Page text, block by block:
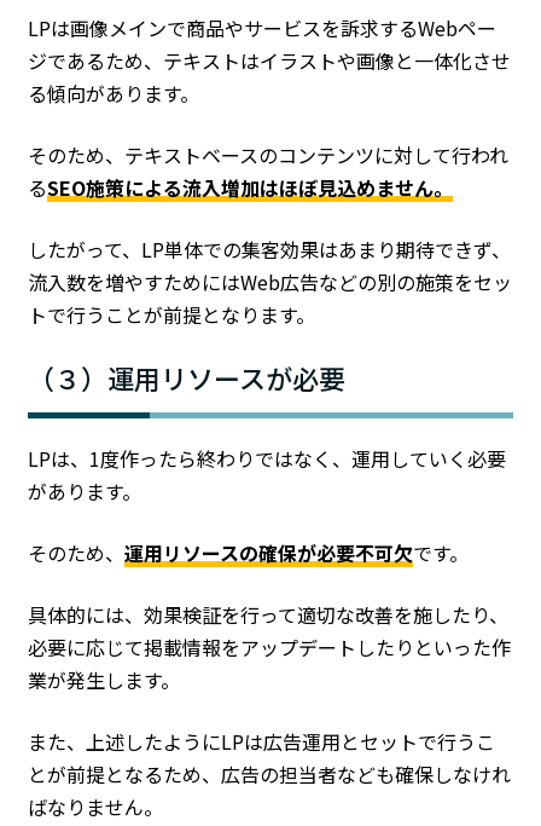
LPは画像メインで商品やサービスを訴求するWebペー
ジであるため、テキストはイラストや画像と一体化させ
る傾向があります。
そのため、テキストベースのコンテンツに対して行われ
るSEO施策による流入増加はほぼ見込めません。
したがって、LP単体での集客効果はあまり期待できず、
流入数を増やすためにはWeb広告などの別の施策をセッ
トで行うことが前提となります。
（３）運用リソースが必要
LPは、1度作ったら終わりではなく、運用していく必要
があります。
そのため、 運用リソースの確保が必要不可欠です。
具体的には、効果検証を行って適切な改善を施したり、
必要に応じて掲載情報をアップデートしたりといった作
業が発生します。
また、上述したようにLPは広告運用とセットで行うこ
とが前提となるため、広告の担当者なども確保しなけれ
ばなりません。